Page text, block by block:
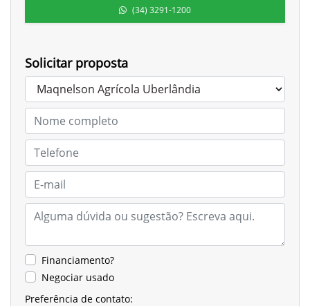
(34) 3291-1200
Solicitar proposta
Financiamento?
Negociar usado
Preferência de contato: